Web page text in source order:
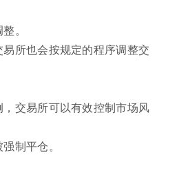
。
所也会按规定的程序调整交
交易所可以有效控制市场风
制平仓。